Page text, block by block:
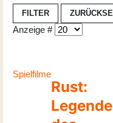
FILTER
Anzeige #
Spielfilme
Rust:
Legende